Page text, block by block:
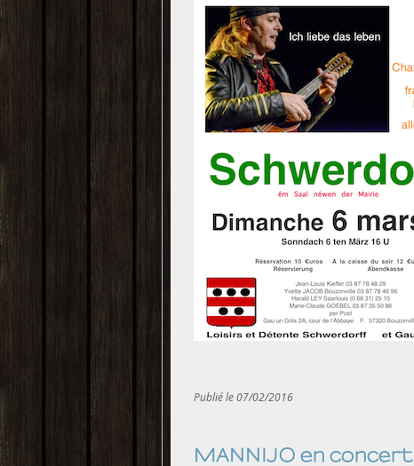
Publié le 07/02/2016
MANNIJO en concert